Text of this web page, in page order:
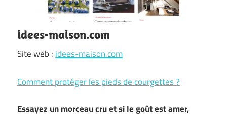
idees-maison.com
Site web : idees-maison.com
Comment protéger les pieds de courgettes ?
Essayez un morceau cru et si le goût est amer,